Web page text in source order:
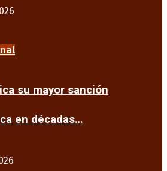
su mayor sanción
en décadas…